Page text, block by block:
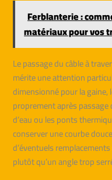
Ferblanterie :
matériaux pour vos
Le passage du câble à
mérite une attention
dimensionné pour la
proprement après
d’eau ou les ponts
conserver une courbe
d’éventuels
plutôt qu’un angle trop